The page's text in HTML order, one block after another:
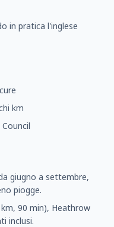
in pratica l'inglese
km
giugno a settembre,
piogge.
90 min), Heathrow
inclusi.